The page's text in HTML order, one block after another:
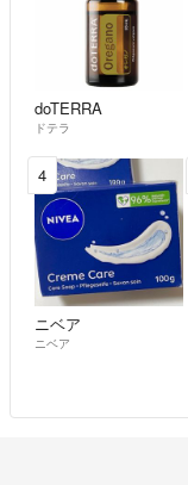
doTERRA
ドテラ
4
ニベア
ニベア